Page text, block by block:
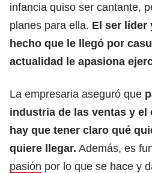
infancia quiso ser cantante,
planes para ella. El ser líder
hecho que le llegó por
actualidad le apasiona
La empresaria aseguró que
industria de las ventas y
hay que tener claro qué
quiere llegar. Además, es
pasión por lo que se hace y